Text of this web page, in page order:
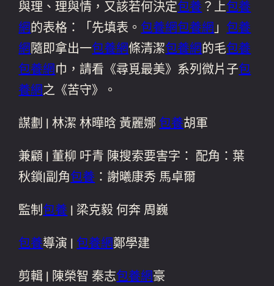
與理、理與情，又該若何決定包養 ？上包養
網的表格：「先填表。 包養網包養網 」 包養
網隨即拿出一包養網條清潔包養網的毛包養
包養網巾，請看《尋覓最美》系列微片子包
養網之《苦守》。
謀劃 | 林潔 林曄晗 黃麗娜 包養胡軍
兼顧 | 董柳 吁青 陳搜索要害字： 配角：葉
秋鎖|副角包養 ：謝曦康秀 馬卓爾
監制 包養 | 梁克毅 何奔 周巍
包養導演 | 包養網鄭學建
剪輯 | 陳榮智 秦志包養網豪